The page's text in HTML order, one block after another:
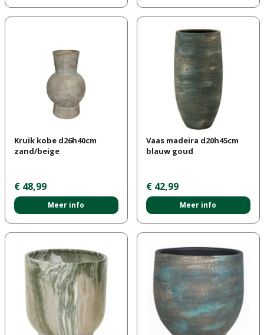
Kruik kobe d26h40cm
zand/beige
€ 48,99
Meer info
Vaas madeira d20h45cm
blauw goud
€ 42,99
Meer info